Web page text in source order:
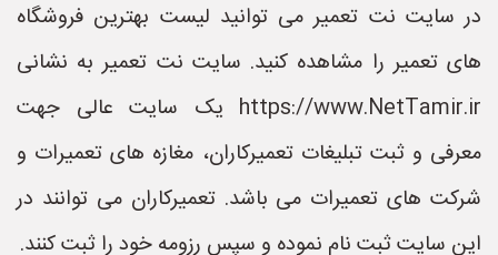
در سایت نت تعمیر می توانید لیست بهترین فروشگاه
های تعمیر را مشاهده کنید. سایت نت تعمیر به نشانی
https://www.NetTamir.ir یک سایت عالی جهت
معرفی و ثبت تبلیغات تعمیرکاران، مغازه های تعمیرات و
شرکت های تعمیرات می باشد. تعمیرکاران می توانند در
این سایت ثبت نام نموده و سپس رزومه خود را ثبت کنند.